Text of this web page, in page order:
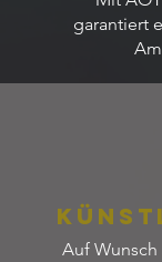
garantiert
Auf